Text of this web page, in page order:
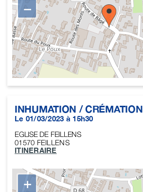
−
INHUMATION / CRÉMATION
Le 01/03/2023 à 15h30
EGLISE DE FEILLENS
01570 FEILLENS
ITINERAIRE
+